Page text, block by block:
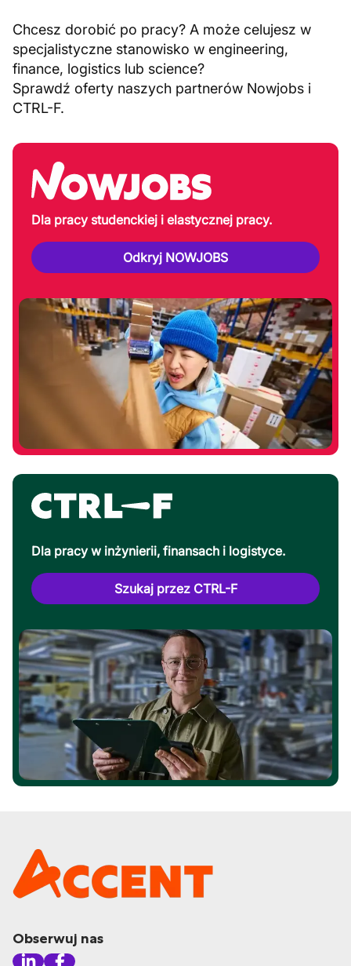
Chcesz dorobić po pracy? A może celujesz w
specjalistyczne stanowisko w engineering,
finance, logistics lub science?
Sprawdź oferty naszych partnerów Nowjobs i
CTRL-F.
Dla pracy studenckiej i elastycznej pracy.
Odkryj NOWJOBS
Dla pracy w inżynierii, finansach i logistyce.
Szukaj przez CTRL-F
Obserwuj nas